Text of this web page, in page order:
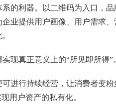
的利器。以二维码为入口，
业提供用户画像、用户需求、
现真正意义上的“所见即所得”
进行持续经营，让消费者变
用户资产的私有化。